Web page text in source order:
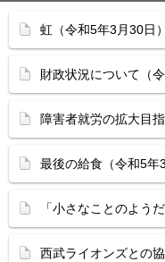
虹（令和5年3月30日）
財政状況について（
障害者就労の拡大目
最後の給食（令和5年
「小さなことのよう
西武ライオンズとの